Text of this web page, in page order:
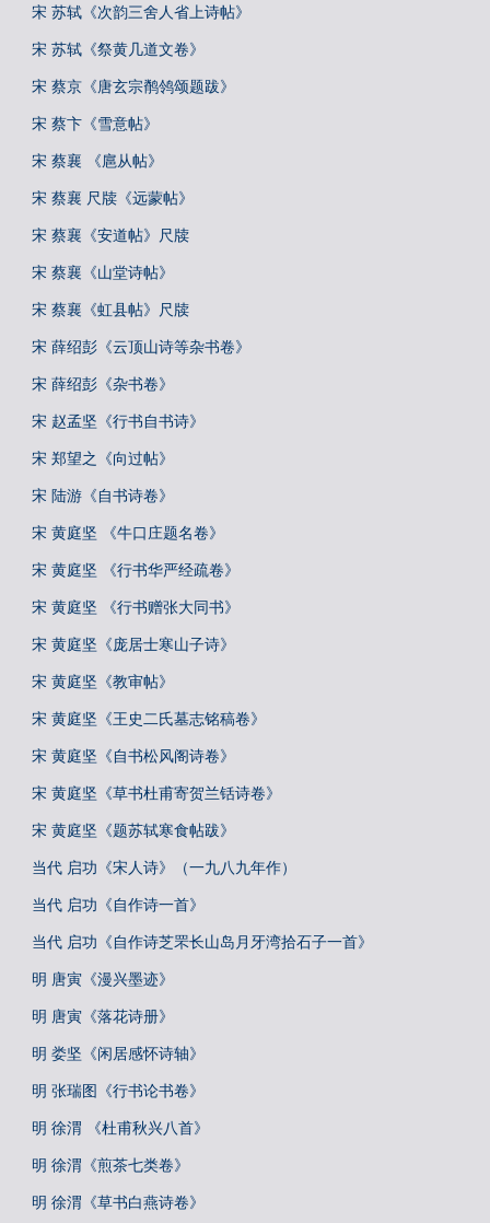
宋 苏轼《次韵三舍人省上诗帖》
宋 苏轼《祭黄几道文卷》
宋 蔡京《唐玄宗鹡鸰颂题跋》
宋 蔡卞《雪意帖》
宋 蔡襄 《扈从帖》
宋 蔡襄 尺牍《远蒙帖》
宋 蔡襄《安道帖》尺牍
宋 蔡襄《山堂诗帖》
宋 蔡襄《虹县帖》尺牍
宋 薛绍彭《云顶山诗等杂书卷》
宋 薛绍彭《杂书卷》
宋 赵孟坚《行书自书诗》
宋 郑望之《向过帖》
宋 陆游《自书诗卷》
宋 黄庭坚 《牛口庄题名卷》
宋 黄庭坚 《行书华严经疏卷》
宋 黄庭坚 《行书赠张大同书》
宋 黄庭坚《庞居士寒山子诗》
宋 黄庭坚《教审帖》
宋 黄庭坚《王史二氏墓志铭稿卷》
宋 黄庭坚《自书松风阁诗卷》
宋 黄庭坚《草书杜甫寄贺兰铦诗卷》
宋 黄庭坚《题苏轼寒食帖跋》
当代 启功《宋人诗》（一九八九年作）
当代 启功《自作诗一首》
当代 启功《自作诗芝罘长山岛月牙湾拾石子一首》
明 唐寅《漫兴墨迹》
明 唐寅《落花诗册》
明 娄坚《闲居感怀诗轴》
明 张瑞图《行书论书卷》
明 徐渭 《杜甫秋兴八首》
明 徐渭《煎茶七类卷》
明 徐渭《草书白燕诗卷》